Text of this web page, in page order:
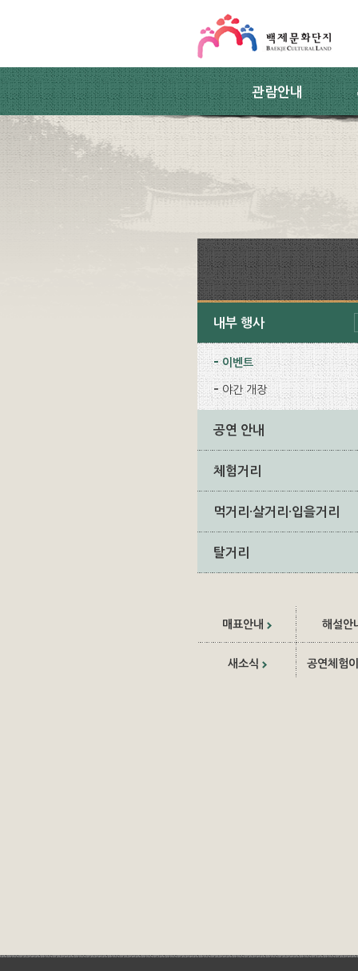
관람안내
내부 행사
이벤트
야간 개장
공연 안내
체험거리
먹거리·살거리·입을거리
탈거리
매표안내 해설안
새소식 공연체험